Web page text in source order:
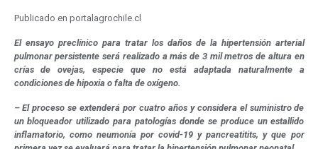
Publicado en portalagrochile.cl
El ensayo preclínico para tratar los daños de la hipertensión arterial
pulmonar persistente será realizado a más de 3 mil metros de altura en
crías de ovejas, especie que no está adaptada naturalmente a
condiciones de hipoxia o falta de oxígeno.
– El proceso se extenderá por cuatro años y considera el suministro de
un bloqueador utilizado para patologías donde se produce un estallido
inflamatorio, como neumonía por covid-19 y pancreatitits, y que por